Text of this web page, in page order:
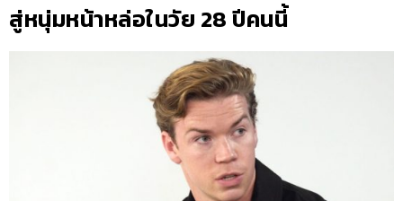
สู่หนุ่มหน้าหล่อในวัย 28 ปีคนนี้